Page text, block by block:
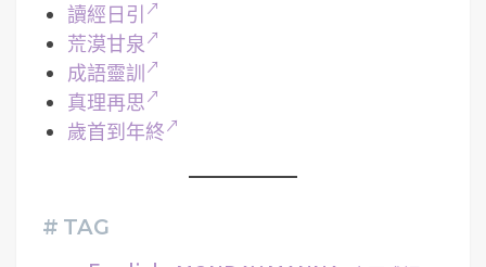
讀經日引
荒漠甘泉
成語靈訓
真理再思
歲首到年終
# TAG